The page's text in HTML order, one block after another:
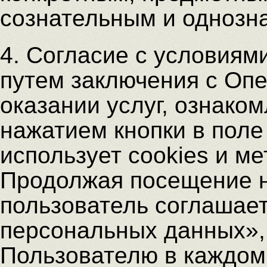
сознательным и
4. Согласие с
путем заключения с
оказании услуг,
нажатием кнопки в
использует cookies и
Продолжая посещение
пользователь
персональных
Пользователю в